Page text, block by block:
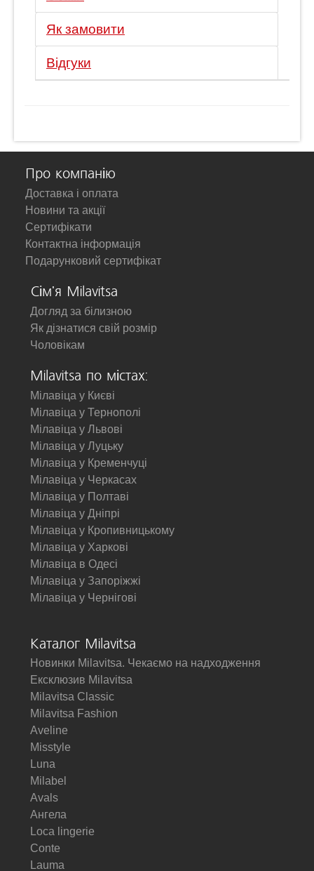
Як замовити
Відгуки
Про компанію
Доставка і оплата
Новини та акції
Сертифікати
Контактна інформація
Подарунковий сертифікат
Сім'я Milavitsa
Догляд за білизною
Як дізнатися свій розмір
Чоловікам
Milavitsa по містах:
Мілавіца у Києві
Мілавіца у Тернополі
Мілавіца у Львові
Мілавіца у Луцьку
Мілавіца у Кременчуці
Мілавіца у Черкасах
Мілавіца у Полтаві
Мілавіца у Дніпрі
Мілавіца у Кропивницькому
Мілавіца у Харкові
Мілавіца в Одесі
Мілавіца у Запоріжжі
Мілавіца у Чернігові
Каталог Milavitsa
Новинки Milavitsa. Чекаємо на надходження
Ексклюзив Milavitsa
Milavitsa Classic
Milavitsa Fashion
Aveline
Misstyle
Luna
Milabel
Avals
Ангела
Loca lingerie
Conte
Lauma